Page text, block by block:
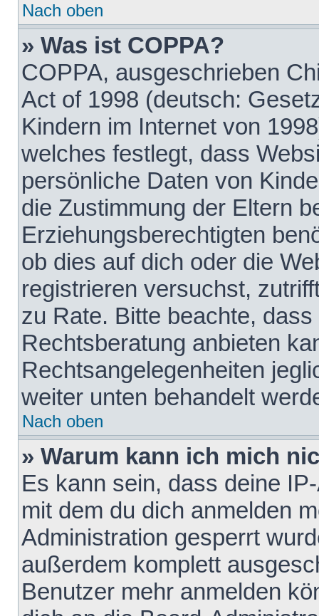
Nach oben
» Was ist COPPA?
COPPA, ausgeschrieben
Act of 1998 (deutsch:
Kindern im Internet von
welches festlegt, dass
persönliche Daten von
die Zustimmung der Eltern
Erziehungsberechtigten
ob dies auf dich oder die
registrieren versuchst,
zu Rate. Bitte beachte,
Rechtsberatung anbieten
Rechtsangelegenheiten
weiter unten behandelt
Nach oben
» Warum kann ich mich
Es kann sein, dass deine
mit dem du dich anmelden
Administration gesperrt
außerdem komplett
Benutzer mehr anmelden